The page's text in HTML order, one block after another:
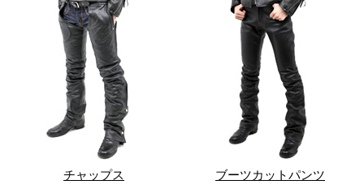
チャップス ブーツカットパンツ